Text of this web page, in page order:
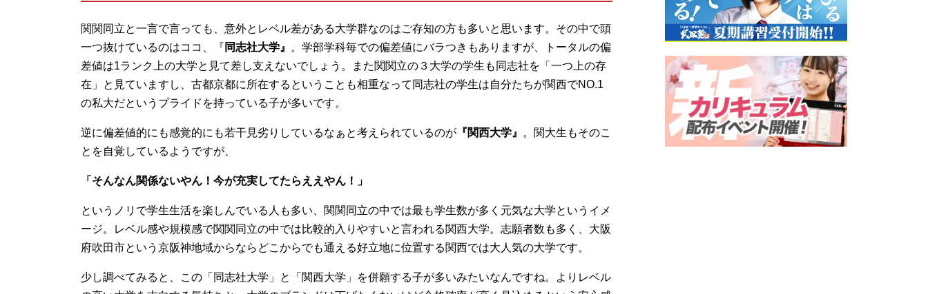
関関同立と一言で言っても、意外とレベル差がある大学群なのはご存知の方も多いと思います。その中で頭
一つ抜けているのはココ、『 同志社大学』
。学部学科毎での偏差値にバラつきもありますが、トータルの偏
差値は1ランク上の大学と見て差し支えないでしょう。また関関立の３大学の学生も同志社を「一つ上の存
在」と見ていますし、古都京都に所在するということも相重なって同志社の学生は自分たちが関西でNO.1
の私大だというプライドを持っている子が多いです。
逆に偏差値的にも感覚的にも若干見劣りしているなぁと考えられているのが 『関西大学』
。関大生もそのこ
とを自覚しているようですが、
「そんなん関係ないやん！今が充実してたらええやん！」
というノリで学生生活を楽しんでいる人も多い、関関同立の中では最も学生数が多く元気な大学というイメ
ージ。レベル感や規模感で関関同立の中では比較的入りやすいと言われる関西大学。志願者数も多く、大阪
府吹田市という京阪神地域からならどこからでも通える好立地に位置する関西では大人気の大学です。
少し調べてみると、この「同志社大学」と「関西大学」を併願する子が多いみたいなんですね。よりレベル